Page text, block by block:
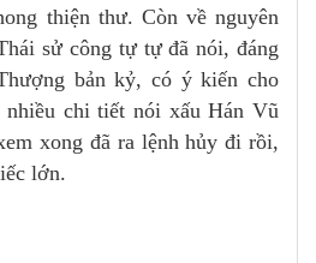
thiện thư. Còn về nguyên
sử công tự tự đã nói, đáng
bản kỷ, có ý kiến cho
chi tiết nói xấu Hán Vũ
xong đã ra lệnh hủy đi rồi,
lớn.